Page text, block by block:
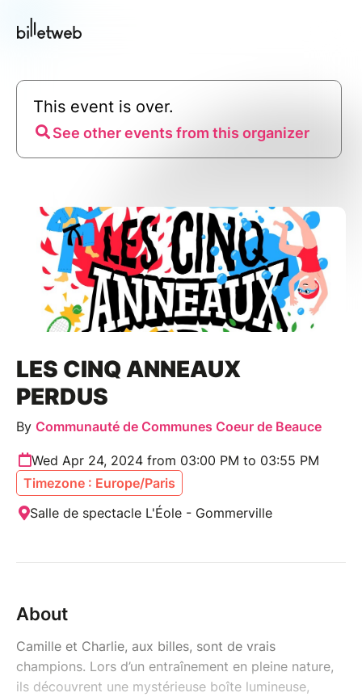
This event is over.
See other events from this organizer
LES CINQ ANNEAUX
PERDUS
By Communauté de Communes Coeur de Beauce
Wed Apr 24, 2024 from 03:00 PM to 03:55 PM
Timezone : Europe/Paris
Salle de spectacle L'Éole - Gommerville
About
Camille et Charlie, aux billes, sont de vrais
champions. Lors d’un entraînement en pleine nature,
ils découvrent une mystérieuse boîte lumineuse,